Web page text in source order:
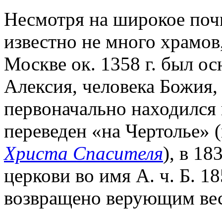
Несмотря на широкое
известно не много
Москве ок. 1358 г. был
Алексия, человека
первоначально
переведен «на Чертолье»
Христа Спасителя), в
церкови во имя А. ч. Б.
возвращено верующим